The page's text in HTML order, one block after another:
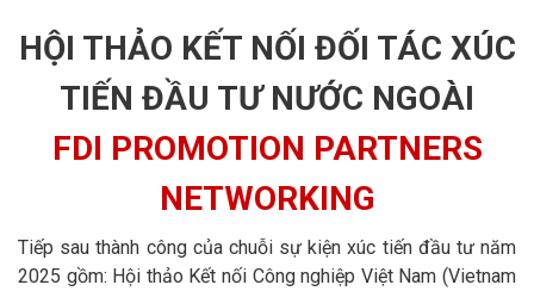
HỘI THẢO KẾT NỐI ĐỐI TÁC XÚC
TIẾN ĐẦU TƯ NƯỚC NGOÀI
FDI PROMOTION PARTNERS
NETWORKING
Tiếp sau thành công của chuỗi sự kiện xúc tiến đầu tư năm
2025 gồm: Hội thảo Kết nối Công nghiệp Việt Nam (Vietnam